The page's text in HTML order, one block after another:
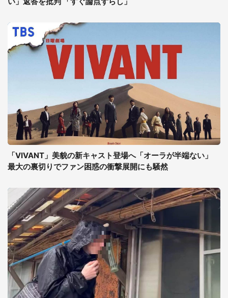
「VIVANT」美貌の新キャスト登場へ「オーラが半端ない」
最大の裏切りでファン困惑の衝撃展開にも騒然